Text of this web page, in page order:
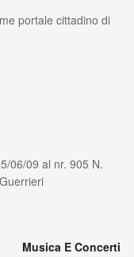
portale cittadino di
06/09 al nr. 905 N.
Musica E Concerti